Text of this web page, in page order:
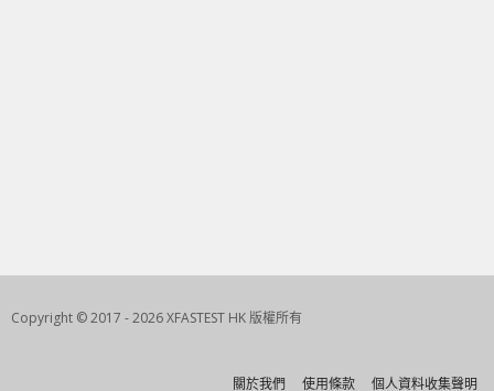
Copyright © 2017 - 2026 XFASTEST HK 版權所有
關於我們 使用條款 個人資料收集聲明